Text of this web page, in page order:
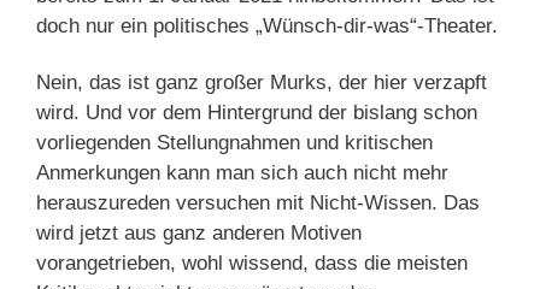
doch nur ein politisches „Wünsch-dir-was“-Theater.
Nein, das ist ganz großer Murks, der hier verzapft
wird. Und vor dem Hintergrund der bislang schon
vorliegenden Stellungnahmen und kritischen
Anmerkungen kann man sich auch nicht mehr
herauszureden versuchen mit Nicht-Wissen. Das
wird jetzt aus ganz anderen Motiven
vorangetrieben, wohl wissend, dass die meisten